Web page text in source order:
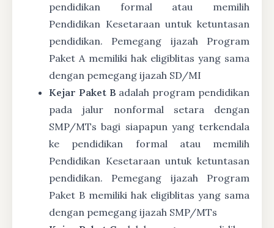
pendidikan formal atau memilih
Pendidikan Kesetaraan untuk ketuntasan
pendidikan. Pemegang ijazah Program
Paket A memiliki hak eligiblitas yang sama
dengan pemegang ijazah SD/MI
Kejar Paket B adalah program pendidikan
pada jalur nonformal setara dengan
SMP/MTs bagi siapapun yang terkendala
ke pendidikan formal atau memilih
Pendidikan Kesetaraan untuk ketuntasan
pendidikan. Pemegang ijazah Program
Paket B memiliki hak eligiblitas yang sama
dengan pemegang ijazah SMP/MTs